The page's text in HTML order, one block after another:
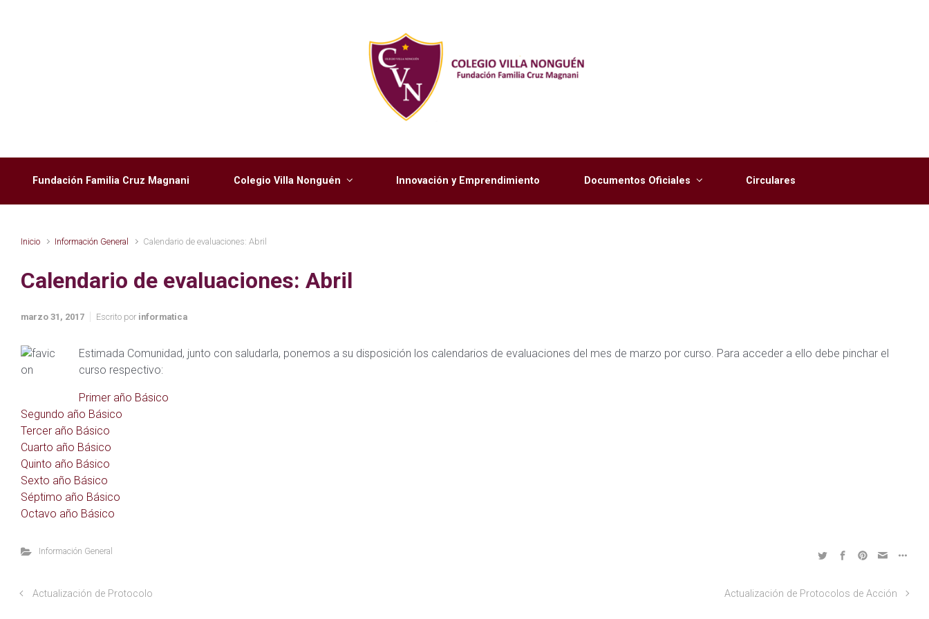
Fundación Familia Cruz Magnani Colegio Villa Nonguén Innovación y Emprendimiento Documentos Oficiales Circulares
Inicio Información General Calendario de evaluaciones: Abril
Calendario de evaluaciones: Abril
marzo 31, 2017 Escrito por informatica
Estimada Comunidad, junto con saludarla, ponemos a su disposición los calendarios de evaluaciones del mes de marzo por curso. Para acceder a ello debe pinchar el
curso respectivo:
Primer año Básico
Segundo año Básico
Tercer año Básico
Cuarto año Básico
Quinto año Básico
Sexto año Básico
Séptimo año Básico
Octavo año Básico
Información General
Actualización de Protocolo Actualización de Protocolos de Acción